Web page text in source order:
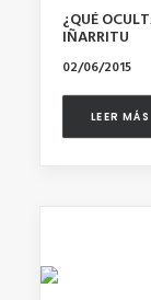
¿QUÉ
IÑARRITU
02/06/2015
LEER MÁS